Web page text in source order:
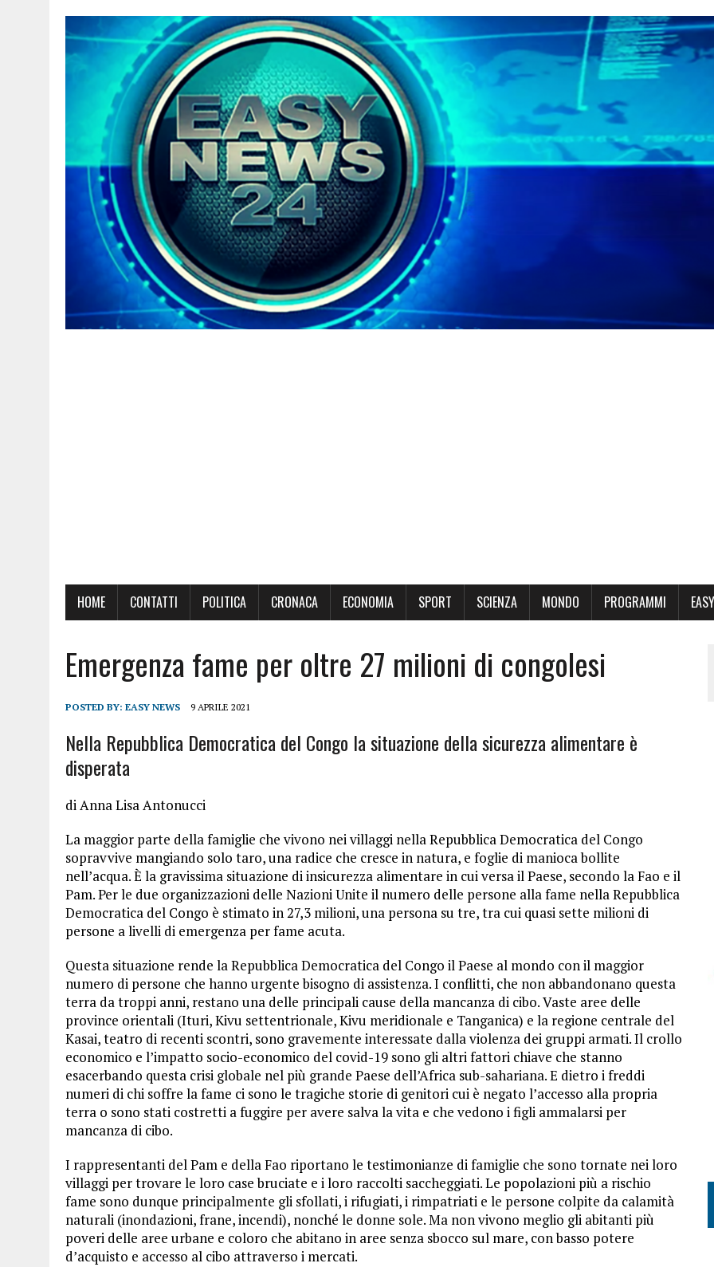
HOME CONTATTI POLITICA CRONACA ECONOMIA SPORT SCIENZA MONDO PROGRAMMI
Emergenza fame per oltre 27 milioni di congolesi
POSTED BY: EASY NEWS 9 APRILE 2021
Nella Repubblica Democratica del Congo la situazione della sicurezza alimentare è
disperata
di Anna Lisa Antonucci
La maggior parte della famiglie che vivono nei villaggi nella Repubblica Democratica del Congo
sopravvive mangiando solo taro, una radice che cresce in natura, e foglie di manioca bollite
nell’acqua. È la gravissima situazione di insicurezza alimentare in cui versa il Paese, secondo la Fao e il
Pam. Per le due organizzazioni delle Nazioni Unite il numero delle persone alla fame nella Repubblica
Democratica del Congo è stimato in 27,3 milioni, una persona su tre, tra cui quasi sette milioni di
persone a livelli di emergenza per fame acuta.
Questa situazione rende la Repubblica Democratica del Congo il Paese al mondo con il maggior
numero di persone che hanno urgente bisogno di assistenza. I conflitti, che non abbandonano questa
terra da troppi anni, restano una delle principali cause della mancanza di cibo. Vaste aree delle
province orientali (Ituri, Kivu settentrionale, Kivu meridionale e Tanganica) e la regione centrale del
Kasai, teatro di recenti scontri, sono gravemente interessate dalla violenza dei gruppi armati. Il crollo
economico e l’impatto socio-economico del covid-19 sono gli altri fattori chiave che stanno
esacerbando questa crisi globale nel più grande Paese dell’Africa sub-sahariana. E dietro i freddi
numeri di chi soffre la fame ci sono le tragiche storie di genitori cui è negato l’accesso alla propria
terra o sono stati costretti a fuggire per avere salva la vita e che vedono i figli ammalarsi per
mancanza di cibo.
I rappresentanti del Pam e della Fao riportano le testimonianze di famiglie che sono tornate nei loro
villaggi per trovare le loro case bruciate e i loro raccolti saccheggiati. Le popolazioni più a rischio
fame sono dunque principalmente gli sfollati, i rifugiati, i rimpatriati e le persone colpite da calamità
naturali (inondazioni, frane, incendi), nonché le donne sole. Ma non vivono meglio gli abitanti più
poveri delle aree urbane e coloro che abitano in aree senza sbocco sul mare, con basso potere
d’acquisto e accesso al cibo attraverso i mercati.